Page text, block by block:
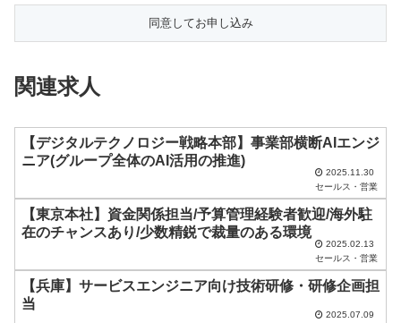
フ
ー
は
ま
ま
関連求人
【デジタルテクノロジー戦略本部】事業部横断AIエンジ
ニア(グループ全体のAI活用の推進)
2025.11.30
セールス・営業
【東京本社】資金関係担当/予算管理経験者歓迎/海外駐
在のチャンスあり/少数精鋭で裁量のある環境
2025.02.13
セールス・営業
【兵庫】サービスエンジニア向け技術研修・研修企画担
当
2025.07.09